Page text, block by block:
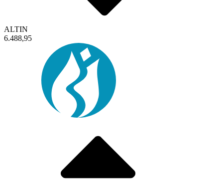
ALTIN
6.488,95